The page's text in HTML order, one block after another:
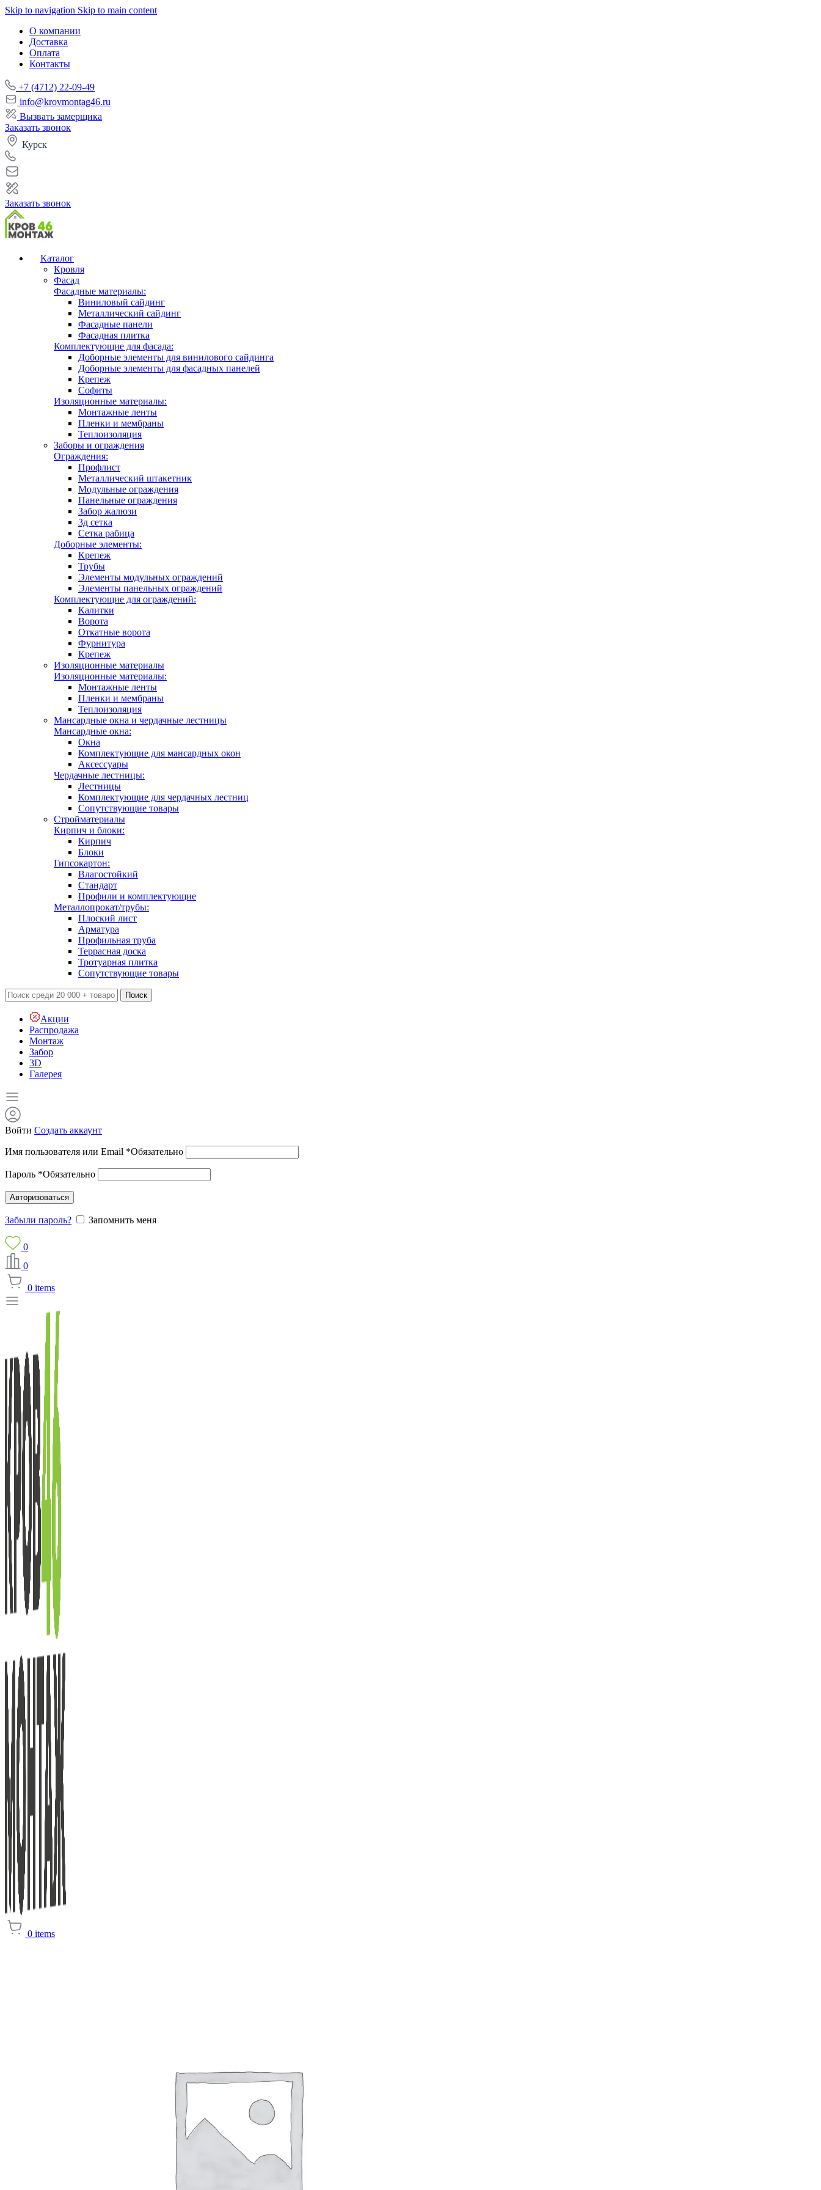
Skip to navigation Skip to main content
О компании
Доставка
Оплата
Контакты
+7 (4712) 22-09-49
info@krovmontag46.ru
Вызвать замерщика
Заказать звонок
Курск
Заказать звонок
Каталог
Кровля
Фасад
Фасадные материалы:
Виниловый сайдинг
Металлический сайдинг
Фасадные панели
Фасадная плитка
Комплектующие для фасада:
Доборные элементы для винилового сайдинга
Доборные элементы для фасадных панелей
Крепеж
Софиты
Изоляционные материалы:
Монтажные ленты
Пленки и мембраны
Теплоизоляция
Заборы и ограждения
Ограждения:
Профлист
Металлический штакетник
Модульные ограждения
Панельные ограждения
Забор жалюзи
3д сетка
Сетка рабица
Доборные элементы:
Крепеж
Трубы
Элементы модульных ограждений
Элементы панельных ограждений
Комплектующие для ограждений:
Калитки
Ворота
Откатные ворота
Фурнитура
Крепеж
Изоляционные материалы
Изоляционные материалы:
Монтажные ленты
Пленки и мембраны
Теплоизоляция
Мансардные окна и чердачные лестницы
Мансардные окна:
Окна
Комплектующие для мансардных окон
Аксессуары
Чердачные лестницы:
Лестницы
Комплектующие для чердачных лестниц
Сопутствующие товары
Стройматериалы
Кирпич и блоки:
Кирпич
Блоки
Гипсокартон:
Влагостойкий
Стандарт
Профили и комплектующие
Металлопрокат/трубы:
Плоский лист
Арматура
Профильная труба
Террасная доска
Тротуарная плитка
Сопутствующие товары
Поиск
Акции
Распродажа
Монтаж
Забор
3D
Галерея
Войти Создать аккаунт
Имя пользователя или Email *Обязательно
Пароль *Обязательно
Авторизоваться
Забыли пароль? Запомнить меня
0
0
0 items
0 items